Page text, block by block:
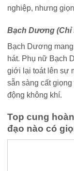
nghiệp, nhưng
Bạch Dương (Chỉ
Bạch Dương
hát. Phụ nữ Bạch
giới lại toát lên sự
sẵn sàng cất
động không khí.
Top cung
đạo nào có